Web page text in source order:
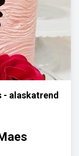
- alaskatrend